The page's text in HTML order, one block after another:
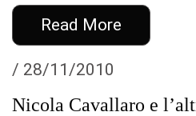
Read More
/ 28/11/2010
Nicola Cavallaro e